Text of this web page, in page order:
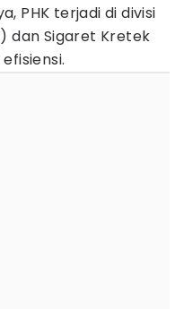
PHK terjadi di divisi
dan Sigaret Kretek